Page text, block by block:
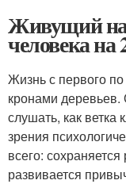
Живущий на
человека на
Жизнь с первого
кронами
слушать, как ветка
зрения
всего:
развивается